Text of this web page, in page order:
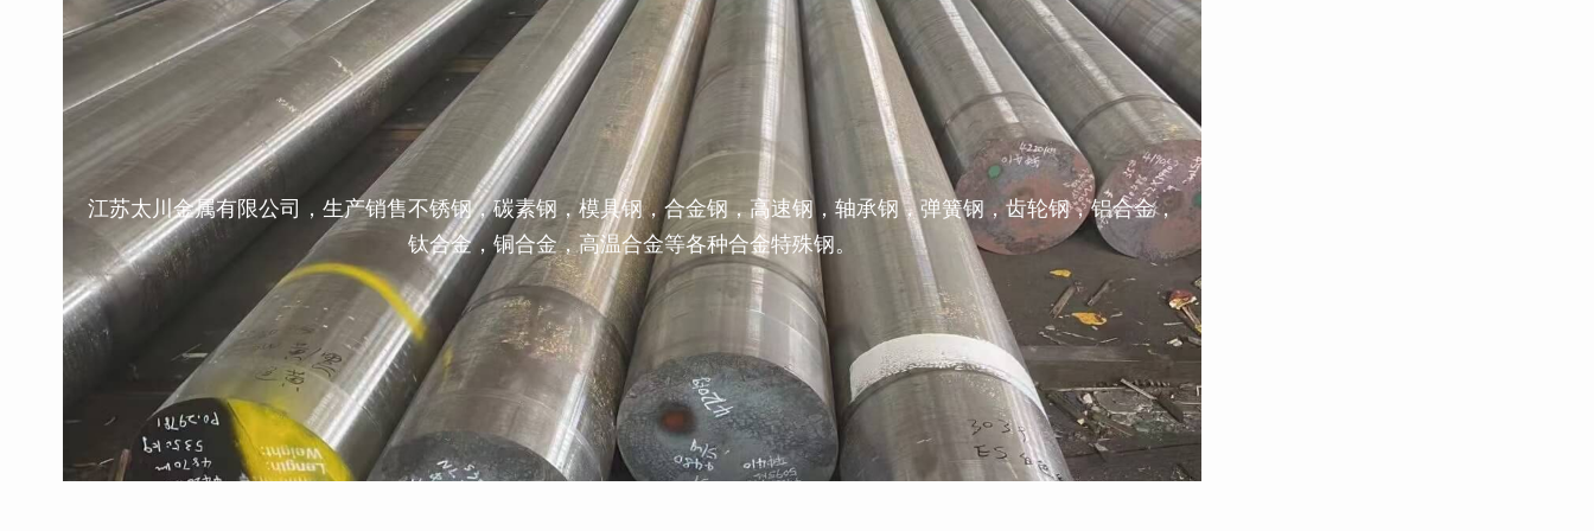
江苏太川金属有限公司，生产销售不锈钢，碳素钢，模具钢，合金钢，高速钢，轴承钢，弹簧钢，齿轮钢，铝合金，
钛合金，铜合金，高温合金等各种合金特殊钢。